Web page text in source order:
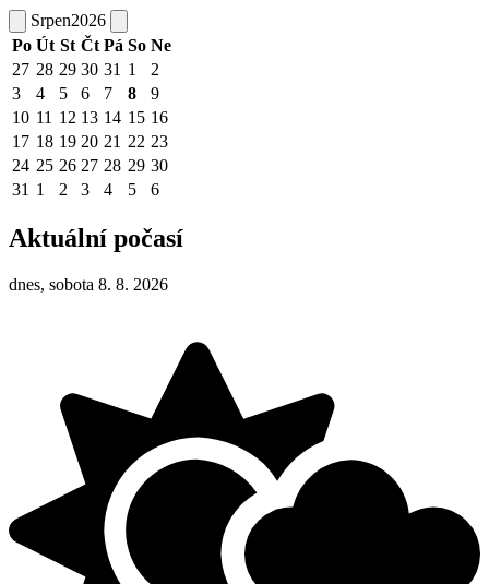
Srpen2026
Po Út St Čt Pá So Ne
27 28 29 30 31 1
2
3
4 5 6 7 8
9
10 11 12 13 14 15 16
17 18 19 20 21 22 23
24 25 26 27 28 29 30
31 1 2 3 4 5 6
Aktuální počasí
dnes, sobota 8. 8. 2026